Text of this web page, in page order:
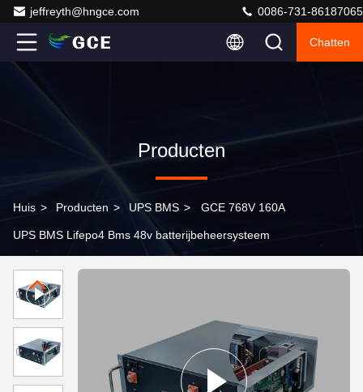
jeffreyth@hngce.com 0086-731-86187065
Chatten
Producten
Huis > Producten > UPS BMS > GCE 768V 160A
UPS BMS Lifepo4 Bms 48v batterijbeheersysteem